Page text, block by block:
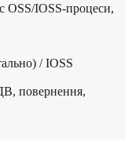
OSS/IOSS-процеси,
/ IOSS
повернення,